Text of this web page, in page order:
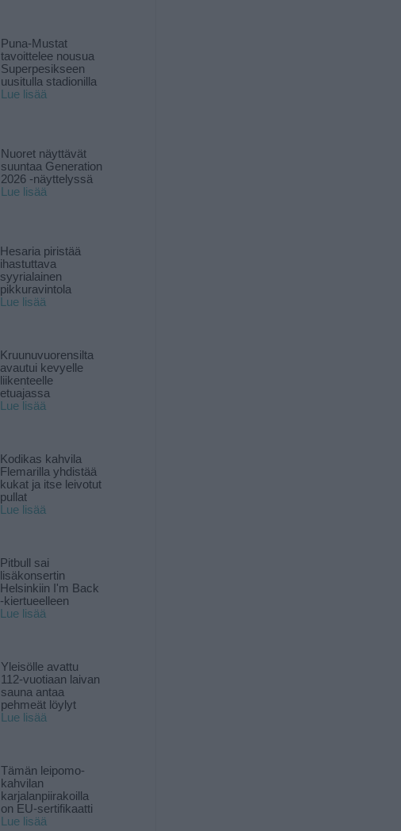
Puna-Mustat
tavoittelee nousua
Superpesikseen
uusitulla stadionilla
Lue lisää
Nuoret näyttävät
suuntaa Generation
2026 -näyttelyssä
Lue lisää
Hesaria piristää
ihastuttava
syyrialainen
pikkuravintola
Lue lisää
Kruunuvuorensilta
avautui kevyelle
liikenteelle
etuajassa
Lue lisää
Kodikas kahvila
Flemarilla yhdistää
kukat ja itse leivotut
pullat
Lue lisää
Pitbull sai
lisäkonsertin
Helsinkiin I'm Back
-kiertueelleen
Lue lisää
Yleisölle avattu
112-vuotiaan laivan
sauna antaa
pehmeät löylyt
Lue lisää
Tämän leipomo-
kahvilan
karjalanpiirakoilla
on EU-sertifikaatti
Lue lisää